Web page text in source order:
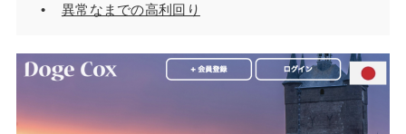
異常なまでの高利回り